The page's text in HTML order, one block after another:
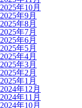
2025年10月
2025年9月
2025年8月
2025年7月
2025年6月
2025年5月
2025年4月
2025年3月
2025年2月
2025年1月
2024年12月
2024年11月
2024年10月